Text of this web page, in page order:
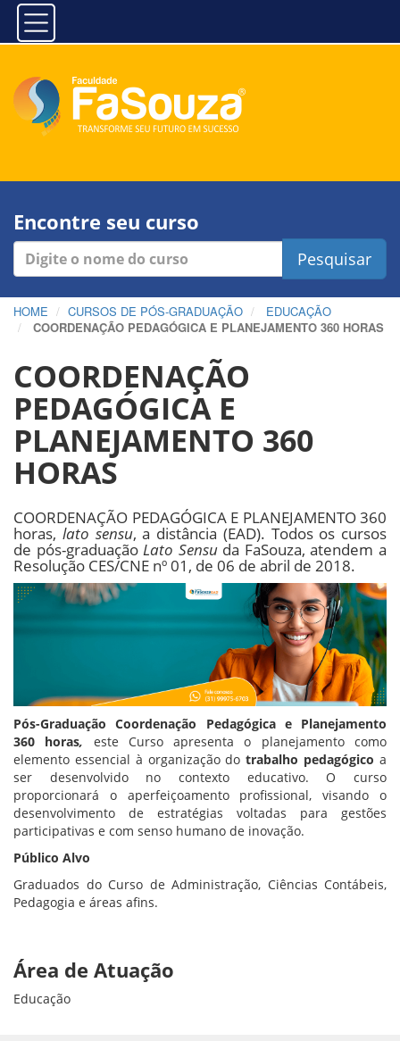
Encontre seu curso
Pesquisar
HOME CURSOS DE PÓS-GRADUAÇÃO
EDUCAÇÃO
COORDENAÇÃO PEDAGÓGICA E PLANEJAMENTO 360 HORAS
COORDENAÇÃO
PEDAGÓGICA E
PLANEJAMENTO 360
HORAS
COORDENAÇÃO PEDAGÓGICA E PLANEJAMENTO 360
horas, lato sensu, a distância (EAD). Todos os cursos
de pós-graduaçãoLato Sensuda FaSouza, atendem a
Resolução CES/CNE nº 01, de 06 de abril de 2018.
Pós-Graduação Coordenação Pedagógica e Planejamento
360 horas, este Curso apresenta o planejamento como
elemento essencial à organização dotrabalho pedagógico a
ser desenvolvido no contexto educativo. O curso
proporcionará o aperfeiçoamento profissional, visando o
desenvolvimento de estratégias voltadas para gestões
participativas e com senso humano de inovação.
Público Alvo
Graduados do Curso de Administração, Ciências Contábeis,
Pedagogia e áreas afins.
Área de Atuação
Educação